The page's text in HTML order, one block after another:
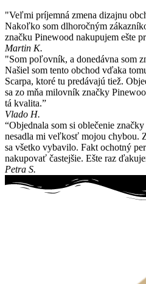
"Veľmi príjemná zmena dizajnu
Nakoľko som dlhoročným
značku Pinewood nakupujem ešte
Martin K.
"Som poľovník, a donedávna som
Našiel som tento obchod vďaka
Scarpa, ktoré tu predávajú tiež.
sa zo mňa milovník značky
tá kvalita.”
Vlado H.
“Objednala som si oblečenie
nesadla mi veľkosť mojou chybou.
sa všetko vybavilo. Fakt ochotný
nakupovať častejšie. Ešte raz
Petra S.